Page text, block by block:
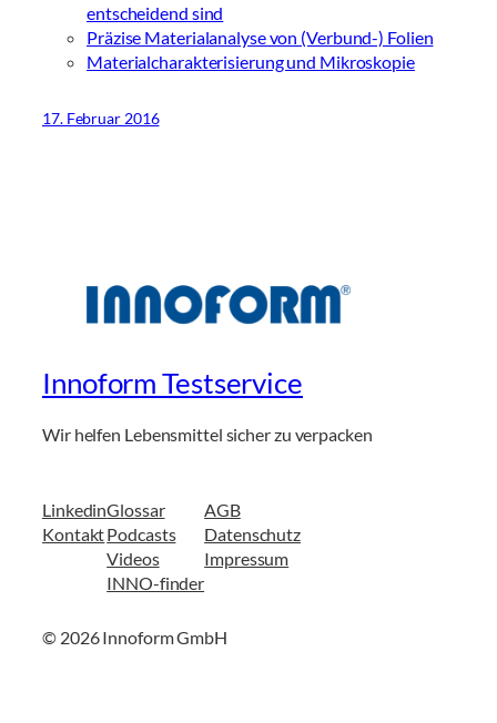
entscheidend sind
Präzise Materialanalyse von (Verbund-) Folien
Materialcharakterisierung und Mikroskopie
17. Februar 2016
Innoform Testservice
Wir helfen Lebensmittel sicher zu verpacken
Linkedin
Kontakt
Glossar
Podcasts
Videos
INNO-finder
AGB
Datenschutz
Impressum
© 2026 Innoform GmbH